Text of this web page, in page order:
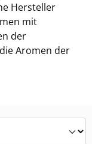
Hersteller
mit
der
Aromen der